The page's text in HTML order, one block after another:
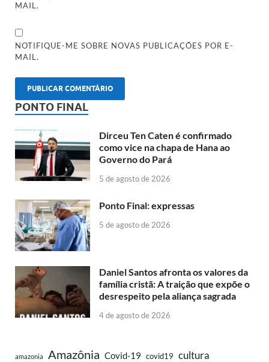
MAIL.
NOTIFIQUE-ME SOBRE NOVAS PUBLICAÇÕES POR E-
MAIL.
PONTO FINAL
Dirceu Ten Caten é confirmado
como vice na chapa de Hana ao
Governo do Pará
5 de agosto de 2026
Ponto Final: expressas
5 de agosto de 2026
Daniel Santos afronta os valores da
família cristã: A traição que expõe o
desrespeito pela aliança sagrada
4 de agosto de 2026
amazonia Amazônia Covid-19 covid19 cultura